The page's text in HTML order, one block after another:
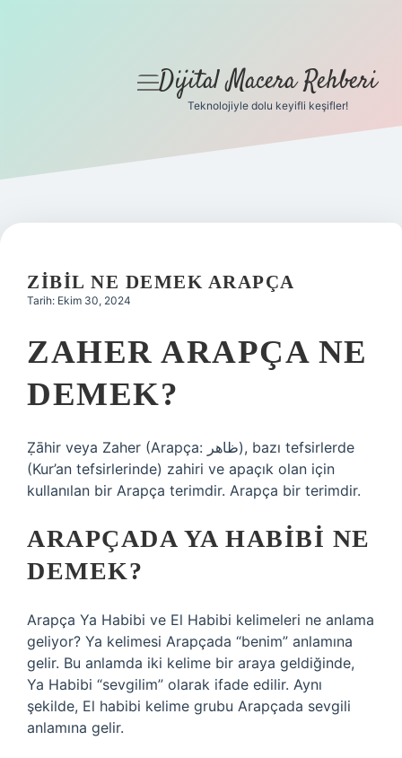
Gizlilik Politikası
Yasal Uyarı
menüyü
Dijital Macera Rehberi
Teknolojiyle dolu keyifli keşifler!
ZIBIL NE DEMEK ARAPÇA
Tarih: Ekim 30, 2024
ZAHER ARAPÇA NE
DEMEK?
Ẓāhir veya Zaher (Arapça: ظاهر‎), bazı tefsirlerde
(Kur’an tefsirlerinde) zahiri ve apaçık olan için
kullanılan bir Arapça terimdir. Arapça bir terimdir.
ARAPÇADA YA HABIBI NE
DEMEK?
Arapça Ya Habibi ve El Habibi kelimeleri ne anlama
geliyor? Ya kelimesi Arapçada “benim” anlamına
gelir. Bu anlamda iki kelime bir araya geldiğinde,
Ya Habibi “sevgilim” olarak ifade edilir. Aynı
şekilde, El habibi kelime grubu Arapçada sevgili
anlamına gelir.